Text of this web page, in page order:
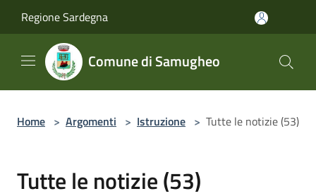
Regione Sardegna
Comune di Samugheo
Home > Argomenti > Istruzione > Tutte le notizie (53)
Tutte le notizie (53)